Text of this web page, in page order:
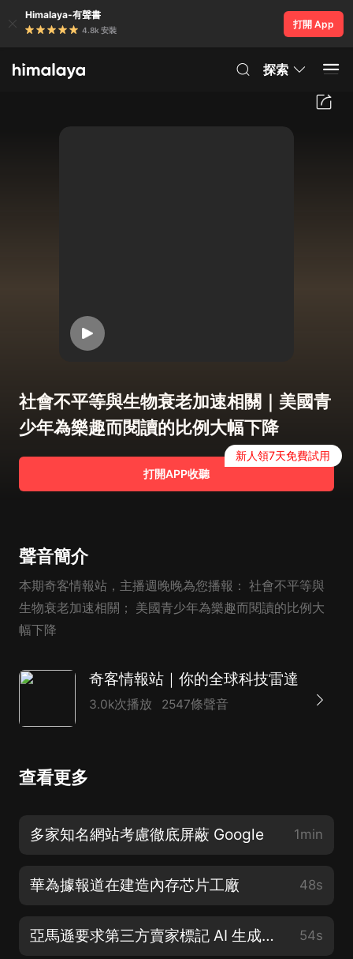
Himalaya-有聲書
4.8k 安裝
打開 App
探索
社會不平等與生物衰老加速相關｜美國青
少年為樂趣而閱讀的比例大幅下降
打開APP收聽
新人領7天免費試用
聲音簡介
本期奇客情報站，主播週晚晚為您播報： 社會不平等與
生物衰老加速相關； 美國青少年為樂趣而閱讀的比例大
幅下降
奇客情報站｜你的全球科技雷達
3.0k次播放 2547條聲音
查看更多
多家知名網站考慮徹底屏蔽 Google 1min
華為據報道在建造內存芯片工廠 48s
亞馬遜要求第三方賣家標記 AI 生成圖像 54s